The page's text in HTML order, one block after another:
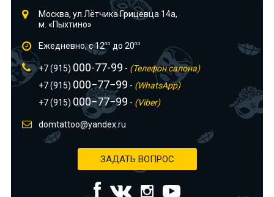
Москва, ул.Лётчика Грицевца 14а,
м. «Пыхтино»
Ежедневно, с 1200 до 2000
+7 (915) 000-77-99 - (Телефон салона)
+7 (915) 000−77−99 - (WhatsApp)
+7 (915) 000−77−99 - (Viber)
domtattoo@yandex.ru
ЗАДАТЬ ВОПРОС